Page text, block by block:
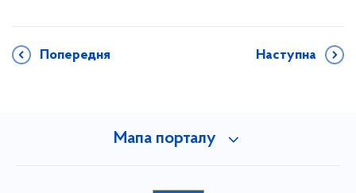
Попередня Наступна
Мапа порталу